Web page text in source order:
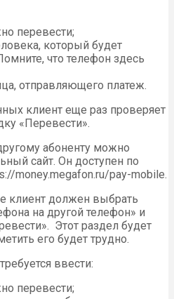
перевести;
который будет
что телефон здесь
отправляющего платеж.
клиент еще раз проверяет
«Перевести».
абоненту можно
сайт. Он доступен по
money.megafon.ru/pay-mobile.
клиент должен выбрать
на другой телефон» и
Этот раздел будет
его будет трудно.
ввести:
перевести;